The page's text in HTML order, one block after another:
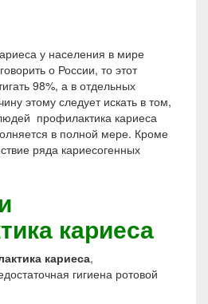
у населения в мире
о России, то этот
98%, а в отдельных
этому следует искать в том,
профилактика кариеса
в полной мере. Кроме
ряда кариесогенных
кариеса
кариеса,
гигиена ротовой